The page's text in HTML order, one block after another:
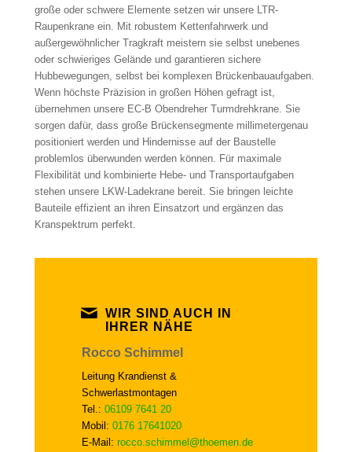
große oder schwere Elemente setzen wir unsere LTR-
Raupenkrane ein. Mit robustem Kettenfahrwerk und
außergewöhnlicher Tragkraft meistern sie selbst unebenes
oder schwieriges Gelände und garantieren sichere
Hubbewegungen, selbst bei komplexen Brückenbauaufgaben.
Wenn höchste Präzision in großen Höhen gefragt ist,
übernehmen unsere EC-B Obendreher Turmdrehkrane. Sie
sorgen dafür, dass große Brückensegmente millimetergenau
positioniert werden und Hindernisse auf der Baustelle
problemlos überwunden werden können. Für maximale
Flexibilität und kombinierte Hebe- und Transportaufgaben
stehen unsere LKW-Ladekrane bereit. Sie bringen leichte
Bauteile effizient an ihren Einsatzort und ergänzen das
Kranspektrum perfekt.
WIR SIND AUCH IN
IHRER NÄHE
Rocco Schimmel
Leitung Krandienst &
Schwerlastmontagen
Tel.: 06109 7641 20
Mobil: 0176 17641020
E-Mail: rocco.schimmel@thoemen.de